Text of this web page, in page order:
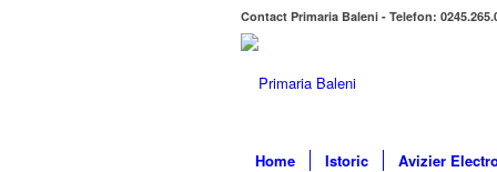
Contact Primaria Baleni - Telefon:
Home Istoric Avizier